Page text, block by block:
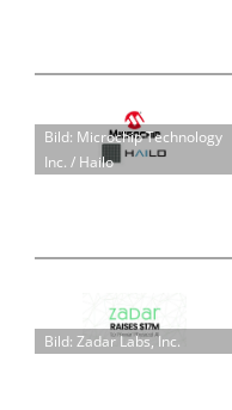
Bild: Microchip Technology
Inc. / Hailo
Bild: Zadar Labs, Inc.